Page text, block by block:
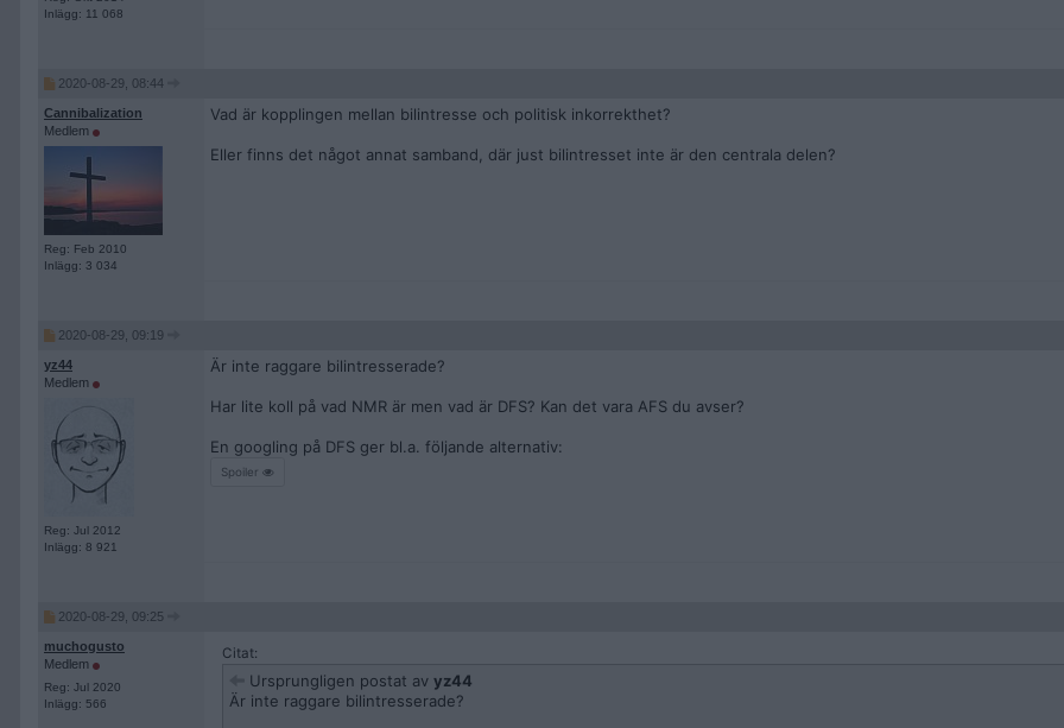
Inlägg: 11 068
2020-08-29, 08:44
Cannibalization
Medlem
Reg: Feb 2010
Inlägg: 3 034
Vad är kopplingen mellan bilintresse och politisk inkorrekthet?
Eller finns det något annat samband, där just bilintresset inte är den centrala delen?
2020-08-29, 09:19
yz44
Medlem
Reg: Jul 2012
Inlägg: 8 921
Är inte raggare bilintresserade?
Har lite koll på vad NMR är men vad är DFS? Kan det vara AFS du avser?
En googling på DFS ger bl.a. följande alternativ:
Spoiler
2020-08-29, 09:25
muchogusto
Medlem
Reg: Jul 2020
Inlägg: 566
Citat:
Ursprungligen postat av yz44
Är inte raggare bilintresserade?